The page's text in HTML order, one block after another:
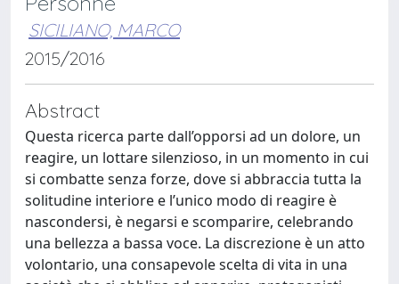
SICILIANO, MARCO
2015/2016
Abstract
Questa ricerca parte dall’opporsi ad un dolore, un
reagire, un lottare silenzioso, in un momento in cui
si combatte senza forze, dove si abbraccia tutta la
solitudine interiore e l’unico modo di reagire è
nascondersi, è negarsi e scomparire, celebrando
una bellezza a bassa voce. La discrezione è un atto
volontario, una consapevole scelta di vita in una